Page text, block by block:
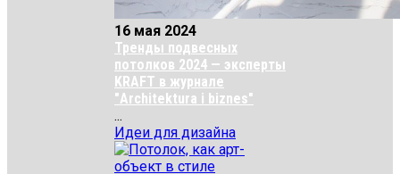
16 мая 2024
Тренды подвесных
потолков 2024 — эксперты
KRAFT в журнале
"Architektura i biznes"
...
Идеи для дизайна